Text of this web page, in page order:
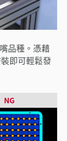
品種。憑藉
即可輕鬆發
NG